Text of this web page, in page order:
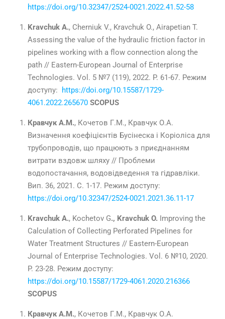
https://doi.org/10.32347/2524-0021.2022.41.52-58
Kravchuk A., Cherniuk V., Kravchuk O., Airapetian T.
Assessing the value of the hydraulic friction factor in
pipelines working with a flow connection along the
path // Eastern-European Journal of Enterprise
Technologies. Vol. 5 №7 (119), 2022. P. 61-67. Режим
доступу:
https://doi.org/10.15587/1729-
4061.2022.265670 SCOPUS
Кравчук А.М., Кочетов Г.М., Кравчук О.А.
Визначення коефіцієнтів Бусінеска і Коріоліса для
трубопроводів, що працюють з приєднанням
витрати вздовж шляху // Проблеми
водопостачання, водовідведення та гідравліки.
Вип. 36, 2021. С. 1-17. Режим доступу:
https://doi.org/10.32347/2524-0021.2021.36.11-17
Kravchuk A., Kochetov G., Kravchuk O. Improving the
Calculation of Collecting Perforated Pipelines for
Water Treatment Structures // Eastern-European
Journal of Enterprise Technologies. Vol. 6 №10, 2020.
P. 23-28. Режим доступу:
https://doi.org/10.15587/1729-4061.2020.216366
SCOPUS
Кравчук А.М., Кочетов Г.М., Кравчук О.А.